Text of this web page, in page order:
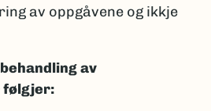
av oppgåvene og ikkje
av
følgjer: